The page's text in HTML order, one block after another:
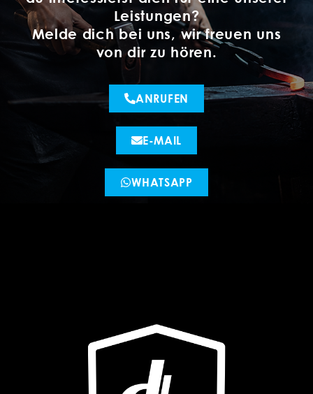
Leistungen?
Melde dich bei uns, wir freuen uns
von dir zu hören.
ANRUFEN
E-MAIL
WHATSAPP